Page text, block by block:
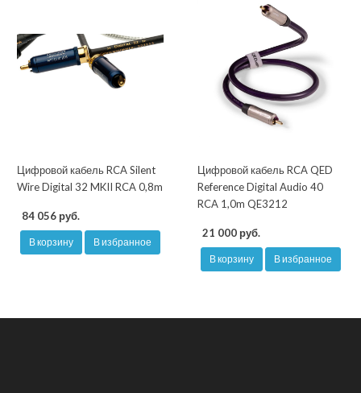
Цифровой кабель RCA Silent
Wire Digital 32 MKII RCA 0,8m
84 056 руб.
В корзину В избранное
Цифровой кабель RCA QED
Reference Digital Audio 40
RCA 1,0m QE3212
21 000 руб.
В корзину В избранное